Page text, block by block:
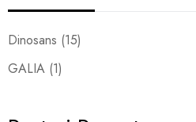
Dinosans (15)
GALIA (1)